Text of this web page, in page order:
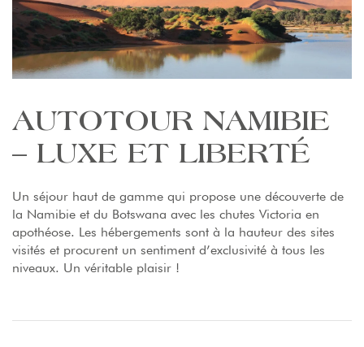
AUTOTOUR NAMIBIE
– LUXE ET LIBERTÉ
Un séjour haut de gamme qui propose une découverte de
la Namibie et du Botswana avec les chutes Victoria en
apothéose. Les hébergements sont à la hauteur des sites
visités et procurent un sentiment d’exclusivité à tous les
niveaux. Un véritable plaisir !